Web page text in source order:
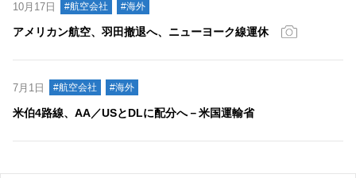
10月17日 #航空会社 #海外
アメリカン航空、羽田撤退へ、ニューヨーク線運休
7月1日 #航空会社 #海外
米伯4路線、AA／USとDLに配分へ－米国運輸省